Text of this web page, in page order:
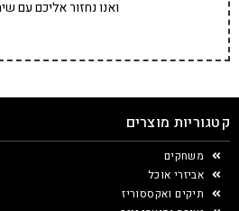
ואנו נחזור אליכם עם
קטגוריות מוצרים
משחקים
אביזרי אוכל
תיקים ואקססוריז